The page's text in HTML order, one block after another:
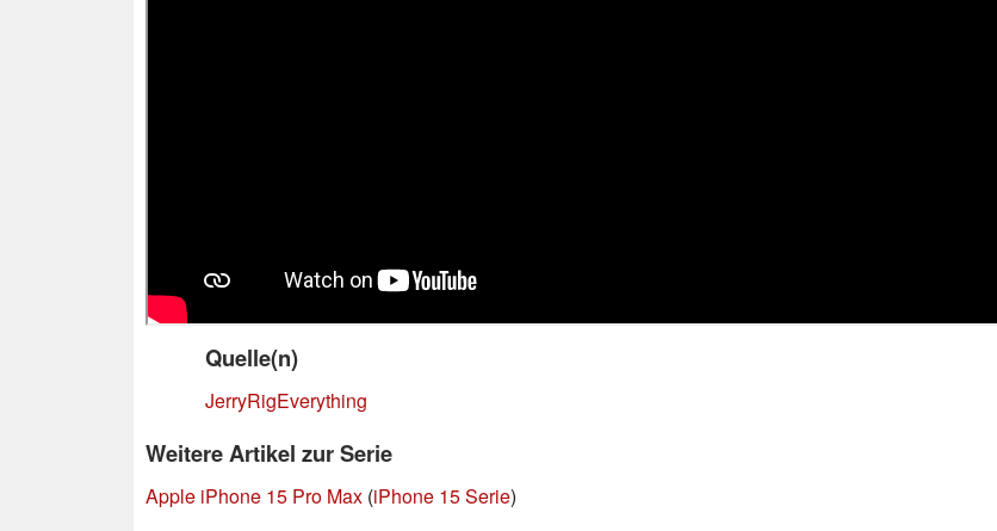
Quelle(n)
JerryRigEverything
Weitere Artikel zur Serie
Apple iPhone 15 Pro Max (iPhone 15 Serie)